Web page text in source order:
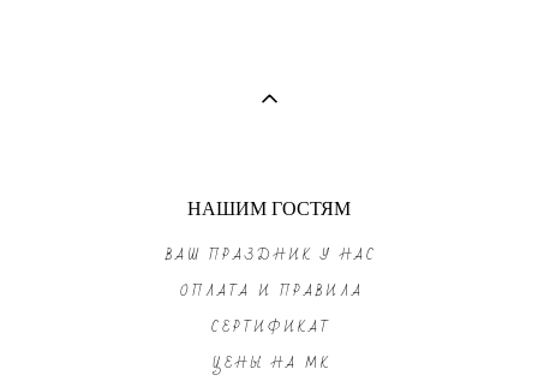
НАШИМ ГОСТЯМ
ВАШ ПРАЗДНИК У НАС
ОПЛАТА И ПРАВИЛА
СЕРТИФИКАТ
ЦЕНЫ НА МК